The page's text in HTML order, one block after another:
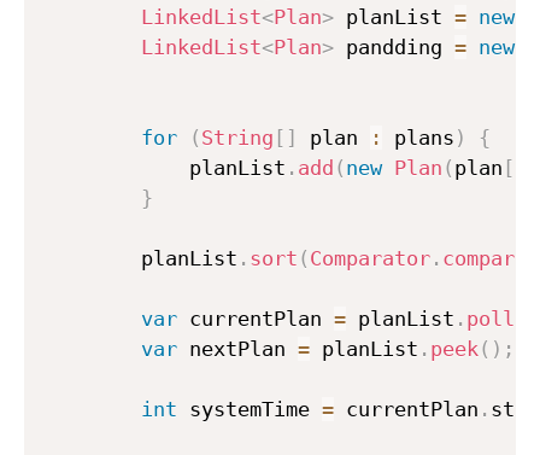
LinkedList<Plan> planList = new
LinkedList<Plan> pandding = new
for ( String [ ] plan : plans )
{
            planList
. add ( new Plan ( plan [
}
        planList
. sort ( Comparator .
var currentPlan = planList . poll
var nextPlan = planList . peek ( ) ;
int systemTime = currentPlan .